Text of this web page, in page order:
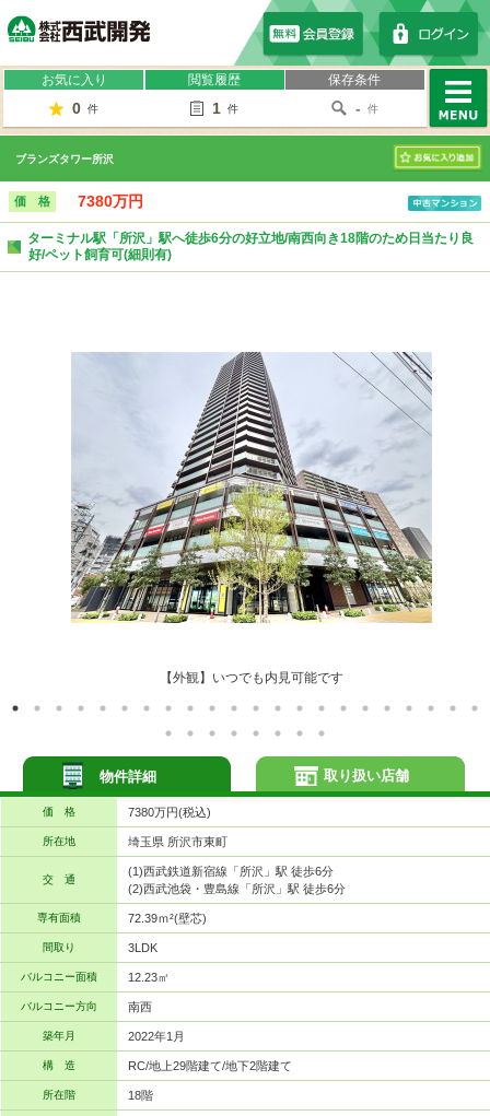
お気に入り
0 件
閲覧履歴
1 件
保存条件
- 件
MENU
ブランズタワー所沢
お気に入り
価 格 7380万円
ターミナル駅「所沢」駅へ徒歩6分の好立地/南西向き18階のため日当たり良
好/ペット飼育可(細則有)
【外観】いつでも内見可能です
物件詳細
価 格 7380万円(税込)
所在地 埼玉県 所沢市東町
交 通
(1)西武鉄道新宿線「所沢」駅 徒歩6分
(2)西武池袋・豊島線「所沢」駅 徒歩6分
専有面積 72.39ｍ²(壁芯)
間取り 3LDK
バルコニー面積 12.23㎡
バルコニー方向 南西
築年月 2022年1月
構 造 RC/地上29階建て/地下2階建て
所在階 18階
取り扱い店舗